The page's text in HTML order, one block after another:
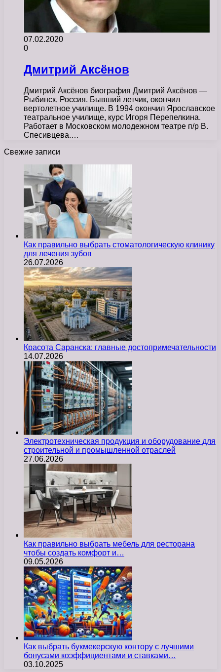
07.02.2020
0
Дмитрий Аксёнов
Дмитрий Аксёнов биография Дмитрий Аксёнов —
Рыбинск, Россия. Бывший летчик, окончил
вертолетное училище. В 1994 окончил Ярославское
театральное училище, курс Игоря Перепелкина.
Работает в Московском молодежном театре п/р В.
Спесивцева.…
Свежие записи
Как правильно выбрать стоматологическую клинику
для лечения зубов
26.07.2026
Красота Саранска: главные достопримечательности
14.07.2026
Электротехническая продукция и оборудование для
строительной и промышленной отраслей
27.06.2026
Как правильно выбрать мебель для ресторана
чтобы создать комфорт и…
09.05.2026
Как выбрать букмекерскую контору с лучшими
бонусами коэффициентами и ставками…
03.10.2025